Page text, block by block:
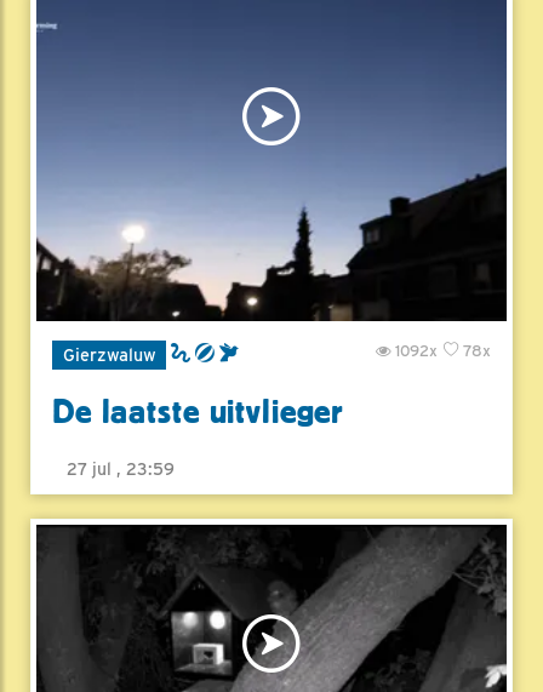
Gierzwaluw 78x
1092x
De laatste uitvlieger
27 jul , 23:59